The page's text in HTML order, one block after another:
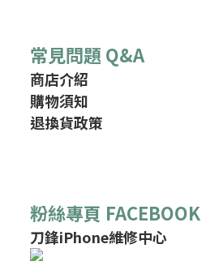
常見問題 Q&A
商店介紹
購物須知
退換貨政策
粉絲專頁 FACEBOOK
刀鋒iPhone維修中心